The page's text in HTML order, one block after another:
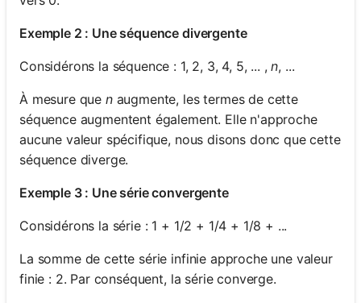
Exemple 2 : Une séquence divergente
Considérons la séquence : 1, 2, 3, 4, 5, ... ,n, ...
À mesure que naugmente, les termes de cette
séquence augmentent également. Elle n'approche
aucune valeur spécifique, nous disons donc que cette
séquence diverge.
Exemple 3 : Une série convergente
Considérons la série : 1 + 1/2 + 1/4 + 1/8 + ...
La somme de cette série infinie approche une valeur
finie : 2. Par conséquent, la série converge.